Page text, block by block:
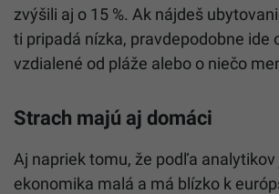
zvýšili aj o 15 %. Ak nájdeš
ti pripadá nízka, pravdepodobne ide
vzdialené od pláže alebo o niečo
Strach majú aj domáci
Aj napriek tomu, že podľa
ekonomika malá a má blízko k